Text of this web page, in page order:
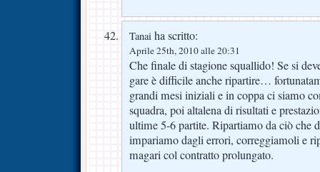
Tanai ha scritto:
Aprile 25th, 2010 alle 20:31
Che finale di stagione squallido! Se si
gare è difficile anche ripartire…
grandi mesi iniziali e in coppa ci siamo
squadra, poi altalena di risultati e
ultime 5-6 partite. Ripartiamo da ciò che
impariamo dagli errori, correggiamoli e
magari col contratto prolungato.